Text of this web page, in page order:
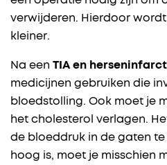
verwijderen. Hierdoor
kleiner.
Na een TIA en herseninfarct
medicijnen gebruiken die
bloedstolling. Ook moet je
het cholesterol verlagen.
de bloeddruk in de gaten te
hoog is, moet je misschien